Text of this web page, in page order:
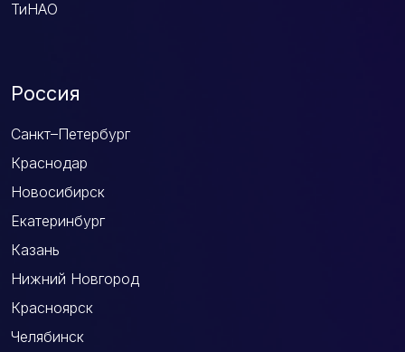
ТиНАО
Россия
Санкт–Петербург
Краснодар
Новосибирск
Екатеринбург
Казань
Нижний Новгород
Красноярск
Челябинск